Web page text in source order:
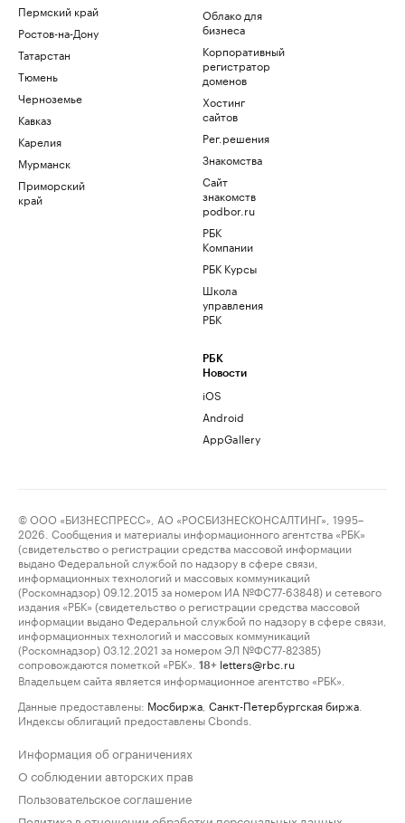
Пермский край
Ростов-на-Дону
Татарстан
Тюмень
Черноземье
Кавказ
Карелия
Мурманск
Приморский
край
Облако для
бизнеса
Корпоративный
регистратор
доменов
Хостинг
сайтов
Рег.решения
Знакомства
Сайт
знакомств
podbor.ru
РБК
Компании
РБК Курсы
Школа
управления
РБК
РБК
Новости
iOS
Android
AppGallery
© ООО «БИЗНЕСПРЕСС», АО «РОСБИЗНЕСКОНСАЛТИНГ», 1995–
2026. Сообщения и материалы информационного агентства «РБК»
(свидетельство о регистрации средства массовой информации
выдано Федеральной службой по надзору в сфере связи,
информационных технологий и массовых коммуникаций
(Роскомнадзор) 09.12.2015 за номером ИА №ФС77-63848) и сетевого
издания «РБК» (свидетельство о регистрации средства массовой
информации выдано Федеральной службой по надзору в сфере связи,
информационных технологий и массовых коммуникаций
(Роскомнадзор) 03.12.2021 за номером ЭЛ №ФС77-82385)
сопровождаются пометкой «РБК».
18+ letters@rbc.ru
Владельцем сайта является информационное агентство «РБК».
Данные предоставлены: Мосбиржа Санкт-Петербургская биржа
Индексы облигаций предоставлены Cbonds.
Информация об ограничениях
О соблюдении авторских прав
Пользовательское соглашение